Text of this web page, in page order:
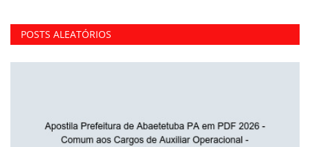
POSTS ALEATÓRIOS